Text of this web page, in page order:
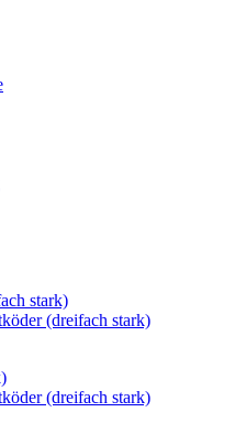
stark)
(dreifach stark)
(dreifach stark)